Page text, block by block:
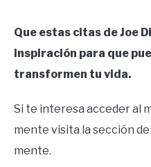
Que estas citas de Joe
inspiración para que
transformen tu vida.
Si te interesa acceder al
mente visita la sección de
mente.